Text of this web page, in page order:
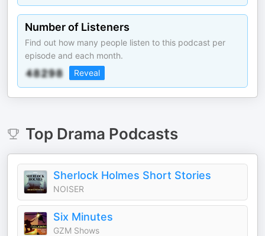
Number of Listeners
Find out how many people listen to this podcast per
episode and each month.
Reveal
Top Drama Podcasts
Sherlock Holmes Short Stories
NOISER
Six Minutes
GZM Shows